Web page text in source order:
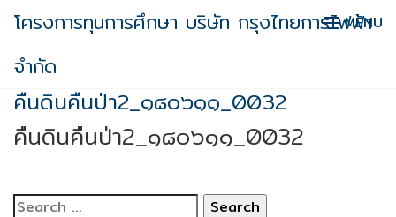
Skip
content
โครงการทุนการศึกษา บริษัท กรุงไทยการไฟฟ้า
จำกัด
MENU
คืนดินคืนป่า2_๑๘๐๖๑๑_0032
คืนดินคืนป่า2_๑๘๐๖๑๑_0032
Search